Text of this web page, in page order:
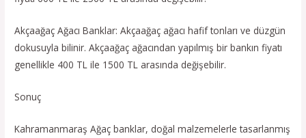
Akçaağaç Ağacı Banklar: Akçaağaç ağacı hafif tonları ve düzgün
dokusuyla bilinir. Akçaağaç ağacından yapılmış bir bankın fiyatı
genellikle 400 TL ile 1500 TL arasında değişebilir.
Sonuç
Kahramanmaraş Ağaç banklar, doğal malzemelerle tasarlanmış